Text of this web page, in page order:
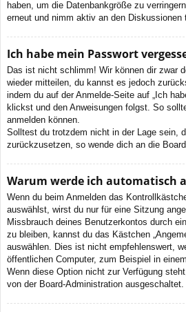
haben, um die Datenbankgröße zu
erneut und nimm aktiv an den Diskussionen
Ich habe mein Passwort
Das ist nicht schlimm! Wir können dir zwar
wieder mitteilen, du kannst es jedoch
indem du auf der Anmelde-Seite auf „Ich
klickst und den Anweisungen folgst. So
anmelden können.
Solltest du trotzdem nicht in der Lage sein,
zurückzusetzen, so wende dich an die
Warum werde ich automatisch
Wenn du beim Anmelden das
auswählst, wirst du nur für eine Sitzung
Missbrauch deines Benutzerkontos durch
zu bleiben, kannst du das Kästchen
auswählen. Dies ist nicht empfehlenswert,
öffentlichen Computer, zum Beispiel in
Wenn diese Option nicht zur Verfügung
von der Board-Administration ausgeschaltet.